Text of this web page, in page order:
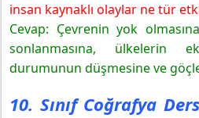
insan kaynaklı olaylar ne tür
Cevap: Çevrenin yok
sonlanmasına, ülkelerin
durumunun düşmesine ve
10. Sınıf Coğrafya